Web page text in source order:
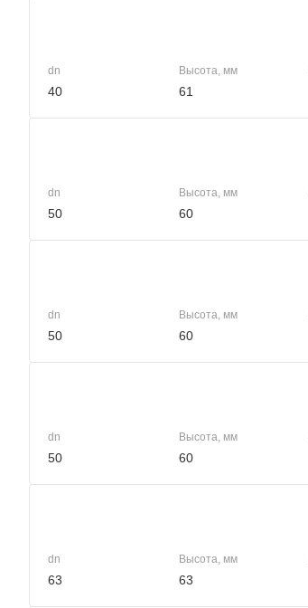
dn
40
Высота, мм
61
dn
50
Высота, мм
60
dn
50
Высота, мм
60
dn
50
Высота, мм
60
dn
63
Высота, мм
63